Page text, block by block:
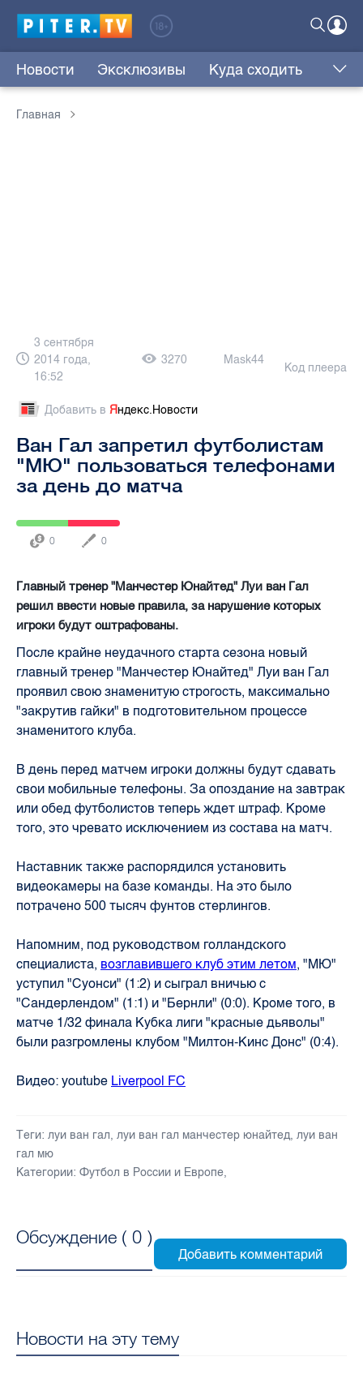
Новости Эксклюзивы Куда сходить
Главная
3 сентября
2014 года,
16:52
3270 Mask44
Код плеера
Добавить в Яндекс.Новости
Ван Гал запретил футболистам
"МЮ" пользоваться телефонами
за день до матча
0 0
Главный тренер "Манчестер Юнайтед" Луи ван Гал
решил ввести новые правила, за нарушение которых
игроки будут оштрафованы.
После крайне неудачного старта сезона новый
главный тренер "Манчестер Юнайтед" Луи ван Гал
проявил свою знаменитую строгость, максимально
"закрутив гайки" в подготовительном процессе
знаменитого клуба.
В день перед матчем игроки должны будут сдавать
свои мобильные телефоны. За опоздание на завтрак
или обед футболистов теперь ждет штраф. Кроме
того, это чревато исключением из состава на матч.
Наставник также распорядился установить
видеокамеры на базе команды. На это было
потрачено 500 тысяч фунтов стерлингов.
Напомним, под руководством голландского
специалиста, возглавившего клуб этим летом, "МЮ"
уступил "Суонси" (1:2) и сыграл вничью с
"Сандерлендом" (1:1) и "Бернли" (0:0). Кроме того, в
матче 1/32 финала Кубка лиги "красные дьяволы"
были разгромлены клубом "Милтон-Кинс Донс" (0:4).
Видео: youtube Liverpool FC
Теги: луи ван гал, луи ван гал манчестер юнайтед, луи ван
гал мю
Категории: Футбол в России и Европе,
Обсуждение ( 0 )
Новости на эту тему